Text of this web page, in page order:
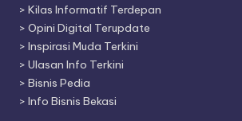
> Kilas Informatif Terdepan
> Opini Digital Terupdate
> Inspirasi Muda Terkini
> Ulasan Info Terkini
> Bisnis Pedia
> Info Bisnis Bekasi